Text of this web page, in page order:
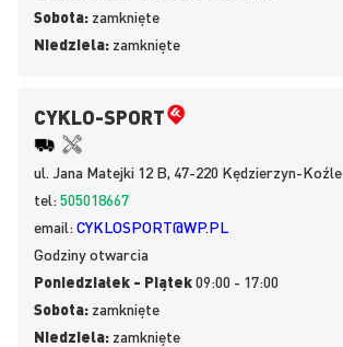
Sobota: zamknięte
Niedziela: zamknięte
CYKLO-SPORT
ul. Jana Matejki 12 B, 47-220 Kędzierzyn-Koźle
tel:505018667
email:CYKLOSPORT@WP.PL
Godziny otwarcia
Poniedziałek - Piątek09:00 - 17:00
Sobota: zamknięte
Niedziela: zamknięte